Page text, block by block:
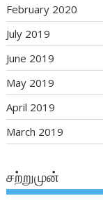
February 2020
July 2019
June 2019
May 2019
April 2019
March 2019
சற்றுமுன்